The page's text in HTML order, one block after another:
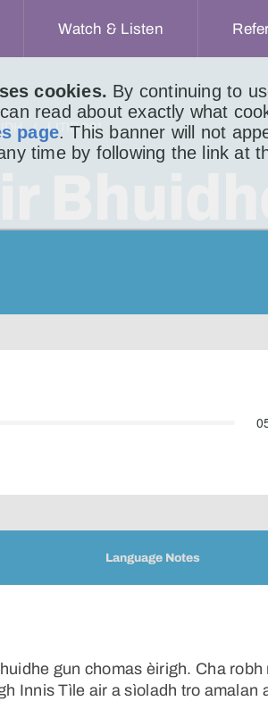
cookies. By continuing to
read about exactly what
page. This banner will not
time by following the link at
Watch & Listen
LITIR 401
Language Notes
gun chomas èirigh. Cha robh
Innis Tìle air a sìoladh tro amalan